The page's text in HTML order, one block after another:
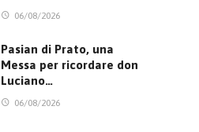
06/08/2026
Pasian di Prato, una
Messa per ricordare don
Luciano…
06/08/2026